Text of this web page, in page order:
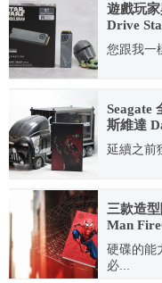
遊戲玩
Drive
SSD 開
您跟我一
Seagate
斯維達
延續之前
2022.12.26
三款造
Man
硬碟的能
必...